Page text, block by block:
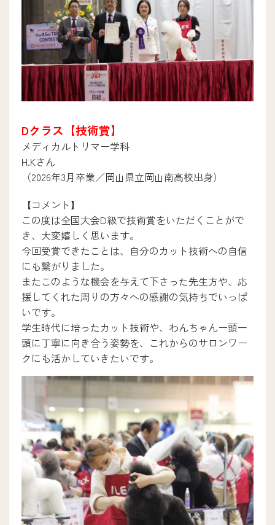
Dクラス【技術賞】
メディカルトリマー学科
H.Kさん
（2026年3月卒業／岡山県立岡山南高校出身）
【コメント】
この度は全国大会D級で技術賞をいただくことがで
き、大変嬉しく思います。
今回受賞できたことは、自分のカット技術への自信
にも繋がりました。
またこのような機会を与えて下さった先生方や、応
援してくれた周りの方々への感謝の気持ちでいっぱ
いです。
学生時代に培ったカット技術や、わんちゃんー頭一
頭に丁寧に向き合う姿勢を、これからのサロンワー
クにも活かしていきたいです。